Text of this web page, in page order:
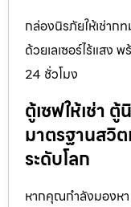
กล่องนิรภัยให้เช่า
ด้วยเลเซอร์ไร้แสง
24 ชั่วโมง
ตู้เซฟให้เช่า
มาตรฐานสวิ
ระดับโลก
หากคุณกำลังมองหา